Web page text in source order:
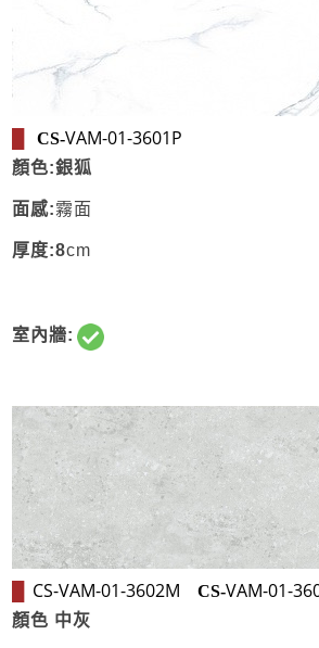
CS-VAM-01-3601P
顏色:銀狐
面感:霧面
厚度:8cm
室內牆:
CS-VAM-01-3602M CS-VAM-01-
顏色 中灰